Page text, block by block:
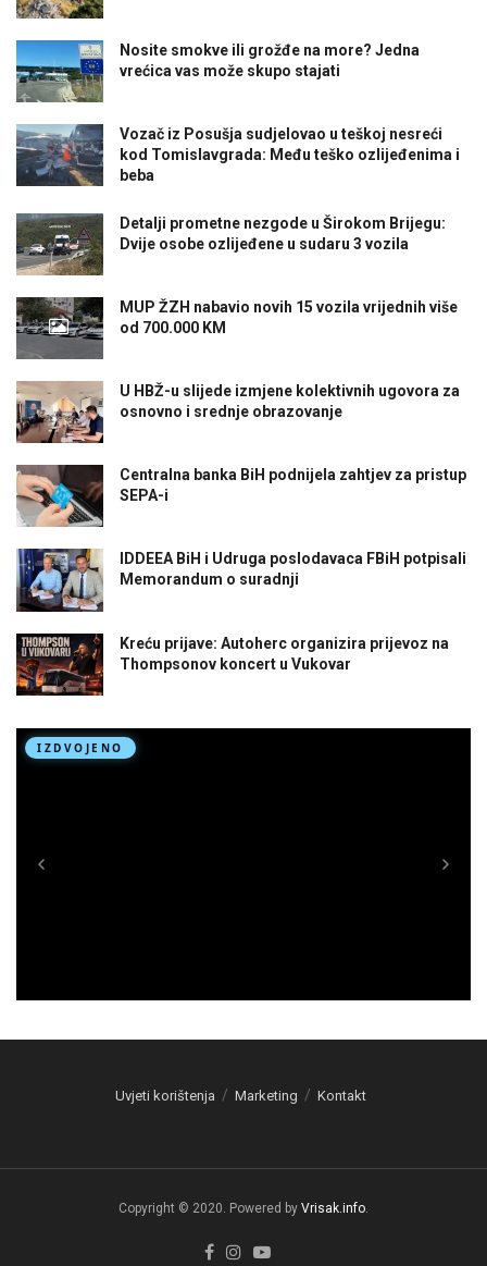
Nosite smokve ili grožđe na more? Jedna
vrećica vas može skupo stajati
Vozač iz Posušja sudjelovao u teškoj nesreći
kod Tomislavgrada: Među teško ozlijeđenima i
beba
Detalji prometne nezgode u Širokom Brijegu:
Dvije osobe ozlijeđene u sudaru 3 vozila
MUP ŽZH nabavio novih 15 vozila vrijednih više
od 700.000 KM
U HBŽ-u slijede izmjene kolektivnih ugovora za
osnovno i srednje obrazovanje
Centralna banka BiH podnijela zahtjev za pristup
SEPA-i
IDDEEA BiH i Udruga poslodavaca FBiH potpisali
Memorandum o suradnji
Kreću prijave: Autoherc organizira prijevoz na
Thompsonov koncert u Vukovar
Uvjeti korištenja Marketing Kontakt
Copyright © 2020. Powered by Vrisak.info.